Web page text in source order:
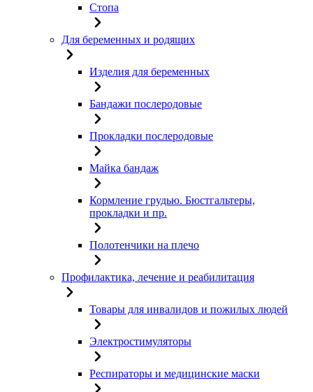
Стопа
Для беременных и родящих
Изделия для беременных
Бандажи послеродовые
Прокладки послеродовые
Майка бандаж
Кормление грудью. Бюстгальтеры,
прокладки и пр.
Полотенчики на плечо
Профилактика, лечение и реабилитация
Товары для инвалидов и пожилых людей
Электростимуляторы
Респираторы и медицинские маски